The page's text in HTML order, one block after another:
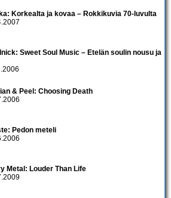
Korkealta ja kovaa – Rokkikuvia 70-luvulta
Sweet Soul Music – Etelän soulin nousu ja
& Peel: Choosing Death
Pedon meteli
Metal: Louder Than Life